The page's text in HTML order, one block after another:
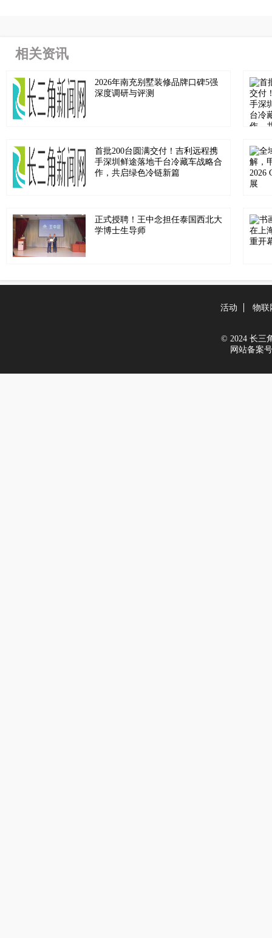
相关资讯
2026年南充别墅装修品牌口碑5强
深度调研与评测
首批200台圆满交付！吉利远程携
手深圳鲜途落地千台冷藏车战略合
作，共启绿色冷链新篇
正式授聘！王中念担任泰国西北大
学博士生导师
活动 物联
© 2024 长三
网站备案